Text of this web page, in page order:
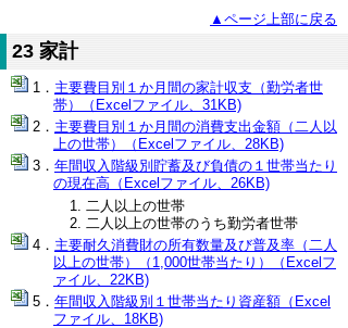
▲ページ上部に戻る
23 家計
主要費目別１か月間の家計収支（勤労者世
帯）（Excelファイル、31KB)
主要費目別１か月間の消費支出金額（二人以
上の世帯）（Excelファイル、28KB)
年間収入階級別貯蓄及び負債の１世帯当たり
の現在高（Excelファイル、26KB)
二人以上の世帯
二人以上の世帯のうち勤労者世帯
主要耐久消費財の所有数量及び普及率（二人
以上の世帯）（1,000世帯当たり）（Excelフ
ァイル、22KB)
年間収入階級別１世帯当たり資産額（Excel
ファイル、18KB)